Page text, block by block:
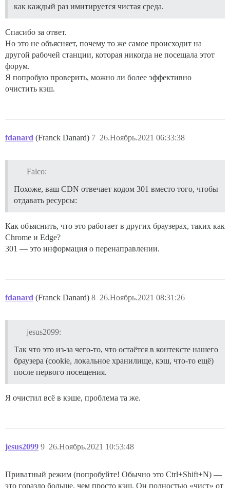
как каждый раз имитируется чистая среда.
Спасибо за ответ.
Но это не объясняет, почему то же самое происходит на
другой рабочей станции, которая никогда не посещала этот
форум.
Я попробую проверить, можно ли более эффективно
очистить кэш.
fdanard (Franck Danard) 26.Ноябрь.2021 06:33:38
7
Falco:
Похоже, ваш CDN отвечает кодом 301 вместо того, чтобы
отдавать ресурсы:
Как объяснить, что это работает в других браузерах, таких как
Chrome и Edge?
301 — это информация о перенаправлении.
fdanard (Franck Danard) 26.Ноябрь.2021 08:31:26
8
jesus2099:
Так что это из-за чего-то, что остаётся в контексте нашего
браузера (cookie, локальное хранилище, кэш, что-то ещё)
после первого посещения.
Я очистил всё в кэше, проблема та же.
jesus2099 26.Ноябрь.2021 10:53:48
9
Приватный режим (попробуйте! Обычно это Ctrl+Shift+N) —
это гораздо больше, чем просто кэш. Он полностью «чист» от